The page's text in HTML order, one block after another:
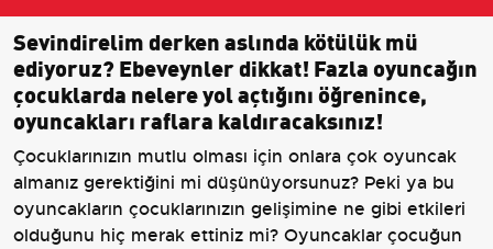
Sevindirelim derken aslında kötülük mü
ediyoruz? Ebeveynler dikkat! Fazla oyuncağın
çocuklarda nelere yol açtığını öğrenince,
oyuncakları raflara kaldıracaksınız!
Çocuklarınızın mutlu olması için onlara çok oyuncak
almanız gerektiğini mi düşünüyorsunuz? Peki ya bu
oyuncakların çocuklarınızın gelişimine ne gibi etkileri
olduğunu hiç merak ettiniz mi? Oyuncaklar çocuğun